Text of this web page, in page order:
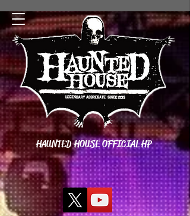
HAUNTED HOUSE OFFICIAL HP